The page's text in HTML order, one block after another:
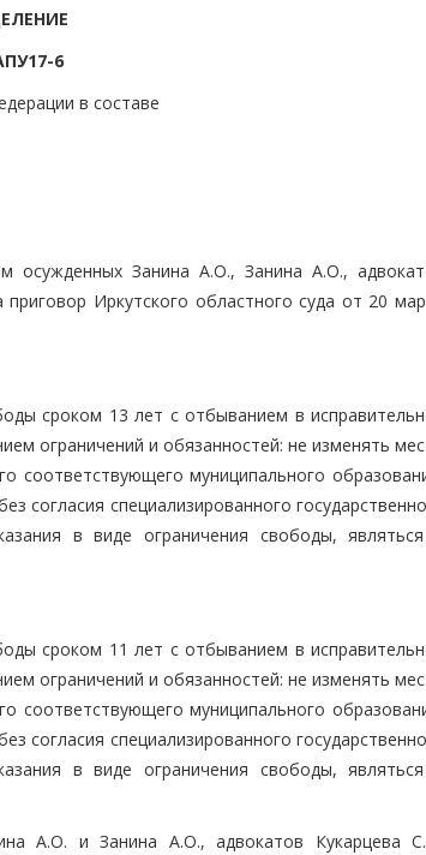
6
в составе
осужденных Занина А.О., Занина А.О.,
Иркутского областного суда от 20
сроком 13 лет с отбыванием в
ограничений и обязанностей: не изменять
соответствующего муниципального
согласия специализированного
в виде ограничения свободы,
сроком 11 лет с отбыванием в
ограничений и обязанностей: не изменять
соответствующего муниципального
согласия специализированного
в виде ограничения свободы,
А.О. и Занина А.О., адвокатов Кукарцева